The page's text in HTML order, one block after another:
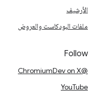
الأرشيف
ملفات البودكاست والعروض
Follow
@ChromiumDev on X
YouTube